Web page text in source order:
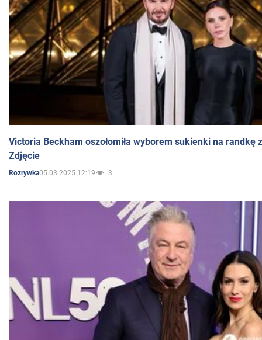
Victoria Beckham oszołomiła wyborem sukienki na randkę
Zdjęcie
Rozrywka05.03.2025 12:19 3